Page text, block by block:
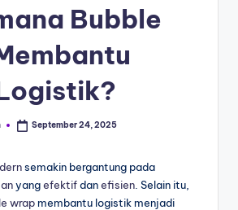
Bubble
September 24, 2025
semakin bergantung pada
yangefektifdanefisien . Selain itu,
wrapmembantu logistik menjadi